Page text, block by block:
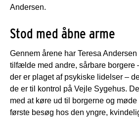
Andersen.
Stod med åbne arme
Gennem årene har Teresa
tilfælde med andre, sårbare borgere
der er plaget af psykiske lidelser –
de er til kontrol på Vejle Sygehus.
med at køre ud til borgerne og møde
første besøg hos den yngre,